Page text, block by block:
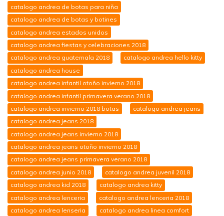
catalogo andrea de botas para niña
catalogo andrea de botas y botines
catalogo andrea estados unidos
catalogo andrea fiestas y celebraciones 2018
catalogo andrea guatemala 2018
catalogo andrea hello kitty
catalogo andrea house
catalogo andrea infantil otoño invierno 2018
catalogo andrea infantil primavera verano 2018
catalogo andrea invierno 2018 botas
catalogo andrea jeans
catalogo andrea jeans 2018
catalogo andrea jeans invierno 2018
catalogo andrea jeans otoño invierno 2018
catalogo andrea jeans primavera verano 2018
catalogo andrea junio 2018
catalogo andrea juvenil 2018
catalogo andrea kid 2018
catalogo andrea kitty
catalogo andrea lenceria
catalogo andrea lenceria 2018
catalogo andrea lenseria
catalogo andrea linea comfort